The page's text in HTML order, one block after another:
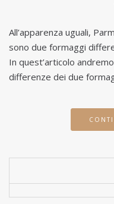
All’apparenza uguali,
sono due formaggi
In quest’articolo
differenze dei due